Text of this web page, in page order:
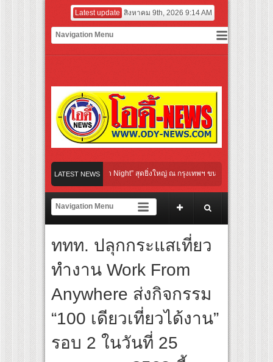
Latest update สิงหาคม 9th, 2026 9:14 AM
LATEST NEWS
Communication Night” สุดยิ่งใหญ่ ณ กรุงเทพฯ ขนทัพศิลปินชั้นนำ พร้อมกาล่าไนท์
รบิกสุดมันส์ ในกิจกรรม “EM-ROBIC DANCE FOR MOM @BENCHASIRI PARK
ห่งปีจาก NUUI Starathon 8.8 “บอส-โนอึล” เปิดประเดิมเคะ-เมะ สุดเซอร์ไพร้ส์วันแร
หม่ในวงการการศึกษา เปิดตัว “SCA PLUS” แพลตฟอร์มการเรียนรู้ “Creative Arts
อดการลงทุนในธุรกิจการศึกษากว่า 100 ล้านบาท
างจาการ์ตา-กรุงเทพฯ เสริม Air Connectivity ดึงนักท่องเที่ยวคุณภาพจากอินโดนีเซี
Communication Night” สุดยิ่งใหญ่ ณ กรุงเทพฯ ขนทัพศิลปินชั้นนำ พร้อมกาล่าไนท์
ททท. ปลุกกระแสเที่ยว
ทำงาน Work From
Anywhere ส่งกิจกรรม
“100 เดียวเที่ยวได้งาน”
รอบ 2 ในวันที่ 25